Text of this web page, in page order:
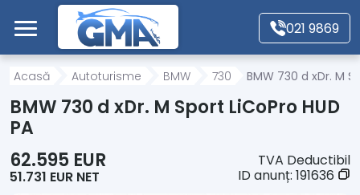
Mergi direct la conținutul principal
021 9869
Acasă
Autoturisme
Motociclete
Acasă Autoturisme BMW 730 BMW 730 d xDr. M
BMW 730 d xDr. M Sport LiCoPro HUD
PA
62.595 EUR
51.731 EUR NET
TVA Deductibil
ID anunț: 191636